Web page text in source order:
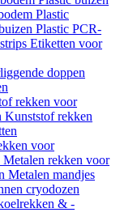
Plastic
Plastic PCR-
Etiketten voor
doppen
rekken voor
Kunststof rekken
voor
Metalen rekken voor
Metalen mandjes
cryodozen
& -